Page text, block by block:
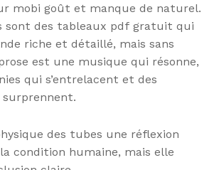
mobi goût et manque de naturel.
sont des tableaux pdf gratuit qui
riche et détaillé, mais sans
est une musique qui résonne,
qui s’entrelacent et des
surprennent.
des tubes une réflexion
condition humaine, mais elle